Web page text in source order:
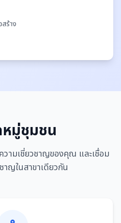
สร้าง
มู่ชุมชน
ามเชี่ยวชาญของคุณ และเชื่อม
าญในสาขาเดียวกัน